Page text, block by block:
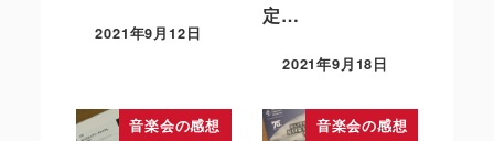
2021年9月12日
定…
2021年9月18日
音楽会の感想 音楽会の感想